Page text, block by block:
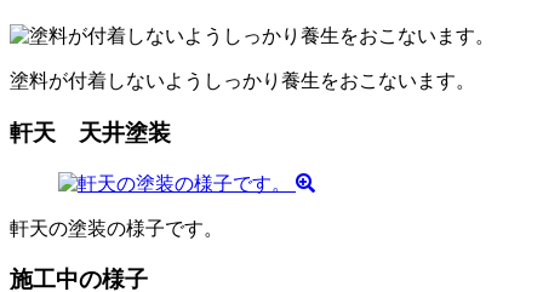
塗料が付着しないようしっかり養生をおこないます。
軒天 天井塗装
軒天の塗装の様子です。
施工中の様子